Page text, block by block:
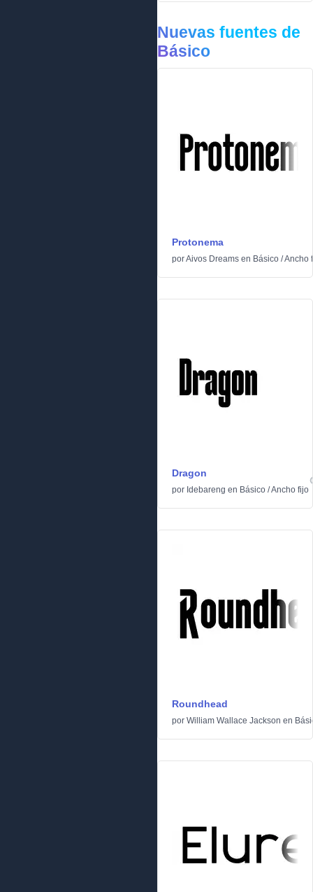
Nuevas fuentes de
Básico
Protonema
porAivos Dreams en Básico /Ancho
Dragon
por Idebareng en Básico /Ancho fijo
Roundhead
por William Wallace Jackson en